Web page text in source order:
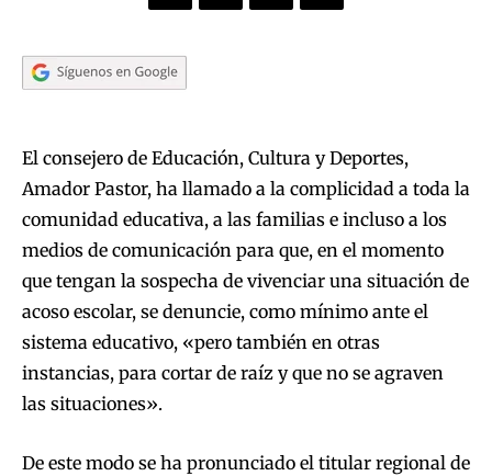
El consejero de Educación, Cultura y Deportes,
Amador Pastor, ha llamado a la complicidad a toda la
comunidad educativa, a las familias e incluso a los
medios de comunicación para que, en el momento
que tengan la sospecha de vivenciar una situación de
acoso escolar, se denuncie, como mínimo ante el
sistema educativo, «pero también en otras
instancias, para cortar de raíz y que no se agraven
las situaciones».
De este modo se ha pronunciado el titular regional de